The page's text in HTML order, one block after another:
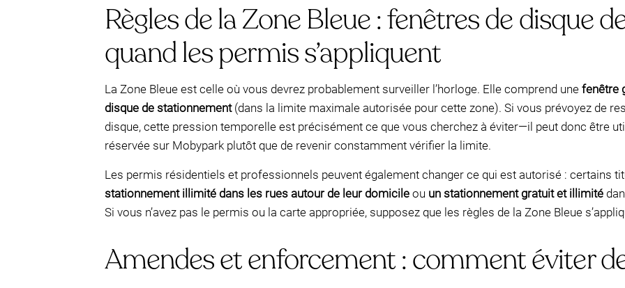
Règles de la Zone Bleue : fenêtres de disque
quand les permis s’appliquent
La Zone Bleue est celle où vous devrez probablement surveiller l’horloge. Elle comprend une fenêtre
disque de stationnement(dans la limite maximale autorisée pour cette zone). Si vous prévoyez de
disque, cette pression temporelle est précisément ce que vous cherchez à éviter—il peut donc être
réservée sur Mobypark plutôt que de revenir constamment vérifier la limite.
Les permis résidentiels et professionnels peuvent également changer ce qui est autorisé : certains
stationnement illimité dans les rues autour de leur domicile ou un stationnement gratuit et illimité
Si vous n’avez pas le permis ou la carte appropriée, supposez que les règles de la Zone Bleue
Amendes et enforcement : comment éviter